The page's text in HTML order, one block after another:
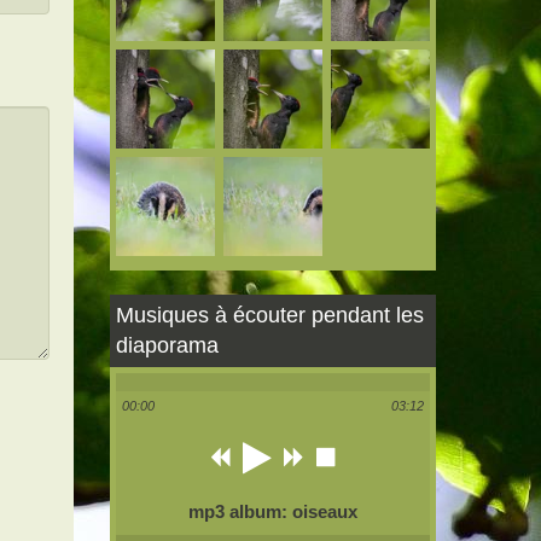
Musiques à écouter pendant les
diaporama
00:00 03:12
mp3 album: oiseaux